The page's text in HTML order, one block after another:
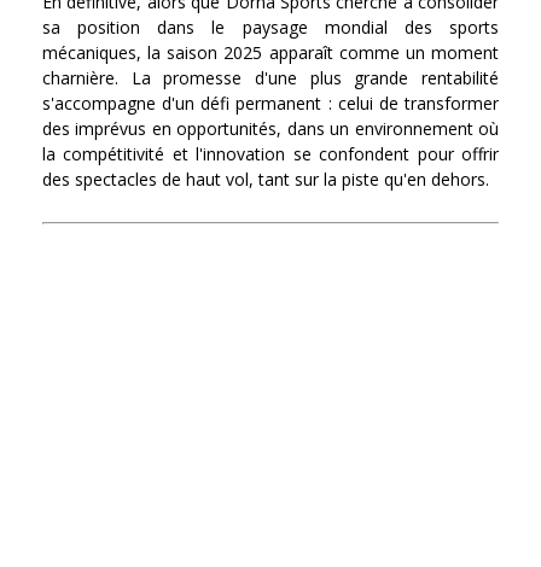
sa position dans le paysage mondial des sports
mécaniques, la saison 2025 apparaît comme un moment
charnière. La promesse d'une plus grande rentabilité
s'accompagne d'un défi permanent : celui de transformer
des imprévus en opportunités, dans un environnement où
la compétitivité et l'innovation se confondent pour offrir
des spectacles de haut vol, tant sur la piste qu'en dehors.